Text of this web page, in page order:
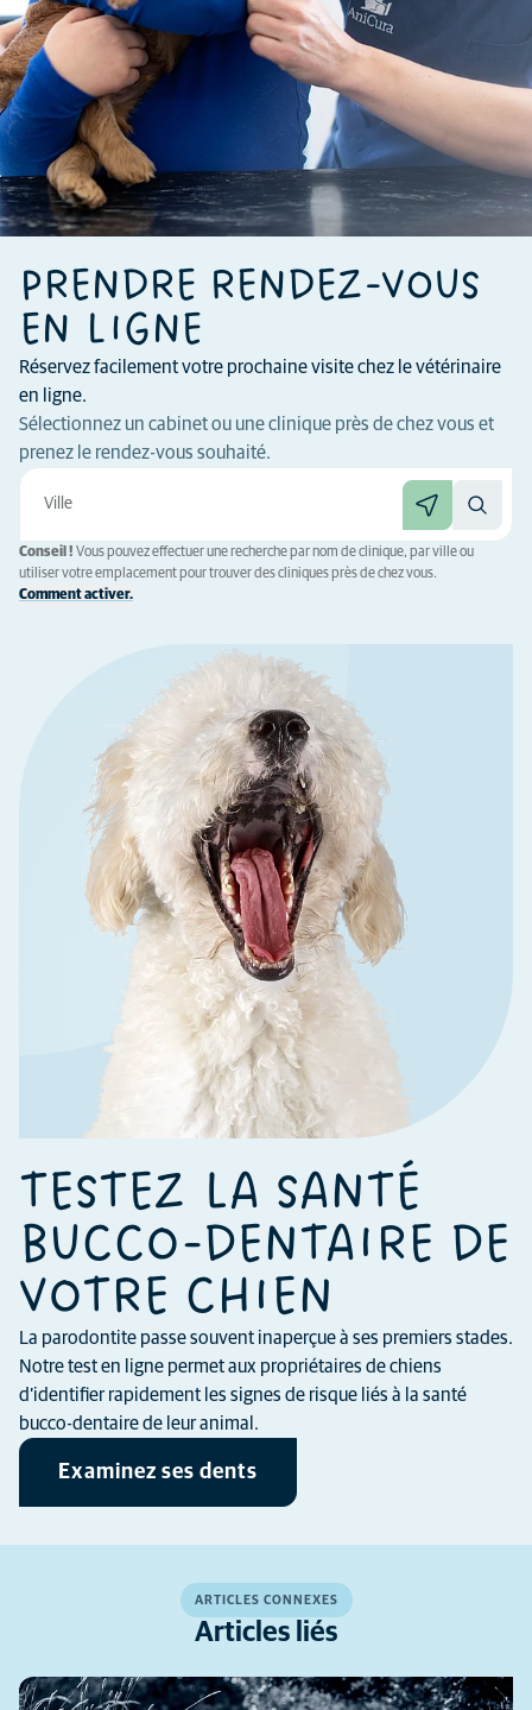
PRENDRE RENDEZ-VOUS
EN LIGNE
Réservez facilement votre prochaine visite chez le vétérinaire
en ligne.
Sélectionnez un cabinet ou une clinique près de chez vous et
prenez le rendez-vous souhaité.
Conseil ! Vous pouvez effectuer une recherche par nom de clinique, par ville ou
utiliser votre emplacement pour trouver des cliniques près de chez vous.
Comment activer.
TESTEZ LA SANTÉ
BUCCO-DENTAIRE DE
VOTRE CHIEN
La parodontite passe souvent inaperçue à ses premiers stades.
Notre test en ligne permet aux propriétaires de chiens
d’identifier rapidement les signes de risque liés à la santé
bucco-dentaire de leur animal.
Examinez ses dents
ARTICLES CONNEXES
Articles liés